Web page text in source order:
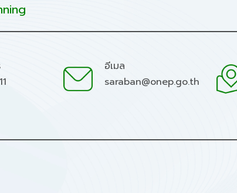
อีเมล
saraban@onep.go.th